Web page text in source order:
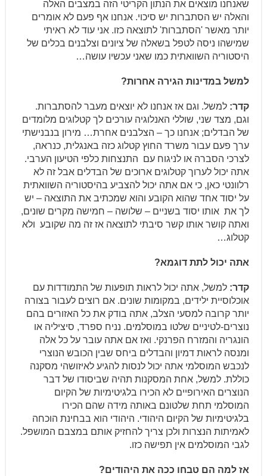
שאנחנו מוצאים את הנתון הקריטי הזה במצבים האלה
והאלה יש הסתברות יש סיכוי. אנחנו אף פעם לא אומרים
יותר מאשר 'הסתברות' לתוצאה כזו. אני עוד לא ראיתי
שמישהו ניסה לטפל בשאלה של ציונים וצלבנים בכלים של
היסטוריה השוואתית כמו שאני עכשיו עושה…
למשל במדינות הגירה אחרות?
קדר: למשל. וגם אז אנחנו לא יוצאים מעבר להסתברות.
וגם, מצד שני, שוללי האנלוגיה עורכים לך קטלוגים מלומדים
של הבדלים; אנחנו כך – הצלבנים אחרת… מירון בנבנישתי
ערך פעם עבור משרד החוץ קטלוג כזה באנגלית, כנראה,
לצרכי הסברה או לניגוח עם התנצחות כלפי הטיעון הערבי.
אתה יכול לערוך קטלוגים ארוכים של הבדלים אבל זה לא
רלוונטי כאן, כי אם אתה יכול להצביע בהיסטוריה השוואתית
על יסוד אחד שהוא הקובע והוא שמכתיב את התוצאה – יש
לך את אותו יסוד בשניים – שלושה – חמישה מקרים שונים,
ואתה קושר אותו קשר סיבתי לתוצאה אז זה מה שקובע ולא
קטלוג…
אתה יכול לתת דוגמא?
קדר: למשל, אתה יכול לראות תופעות של התמודדות עם
אוכלוסיית ילידים, במקומות שונים. אם רוצים לעבור בצורה
יותר קרובה למסעי הצלב, אתה בודק את כל האזורים בהם
נוצרים-לטיניים שלטו במוסלמים. נניח ספרד, סיציליה או
הונגריה והמזרח הפרנקי. ואז אם אתה עובר על כל אלה
ומנסה לראות דמיון והבדלים ביחס שבין הכובש הנוצרי
לנכבש המוסלמי אתה יכול לנסות להגיע לאיזושהי מסקנה
כוללת. למשל, אחת המסקנות תהיה שביסודו של דבר
הנוצרים האירופיים לא הכירו בלגיטימיות של הקיום
המוסלמי תחת שלטונם באותה מידה שהם הכירו
בלגיטימיות של הקיום היהודי. היהודי הוא בבחינת הוכחה
לאמיתות הנצרות ולכן צריך להחזיק אותם במצבם המושפל.
לגבי המוסלמים אין תפישה כזו.
אז למה הם טבחו ככה את היהודים?